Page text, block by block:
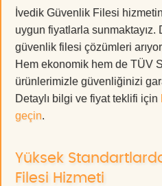
İvedik Güvenlik Filesi
uygun fiyatlarla sunmaktayız.
güvenlik filesi çözümleri
Hem ekonomik hem de TÜV
ürünlerimizle güvenliğinizi
Detaylı bilgi ve fiyat teklifi için
geçin.
Yüksek
Filesi Hizmeti